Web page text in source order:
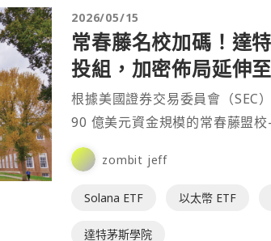
2026/05/15
常春藤名校加碼！達
投組，加密佈局延伸
根據美國證券交易委員會（SEC
90 億美元資金規模的常春藤盟
（Dartmouth College），已顯
zombit jeff
Solana ETF 以太幣 ETF
達特茅斯學院